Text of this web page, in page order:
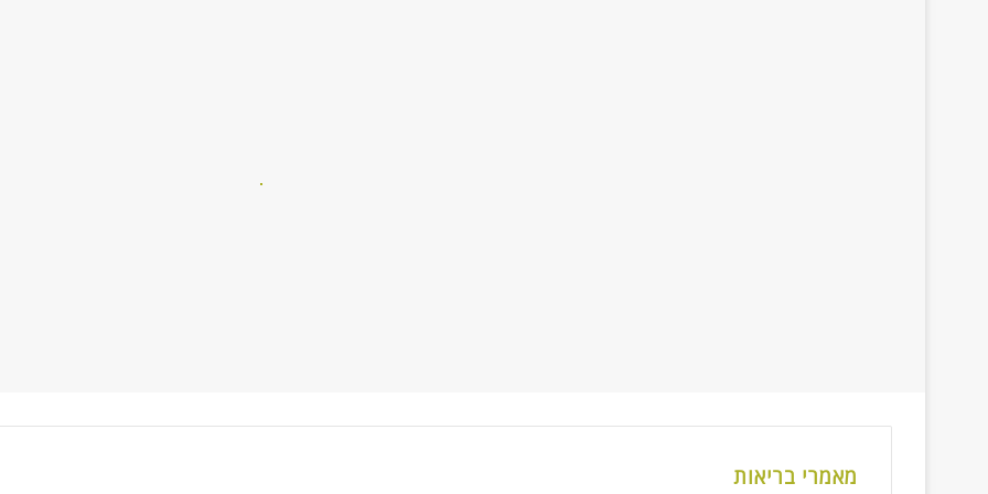
מאמרי בריאות